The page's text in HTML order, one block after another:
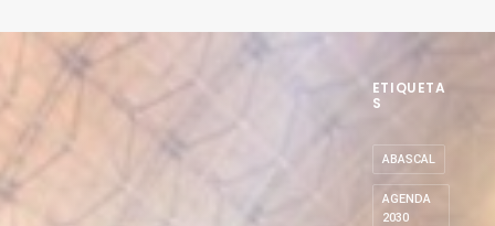
ETIQUETA
S
ABASCAL
AGENDA
2030